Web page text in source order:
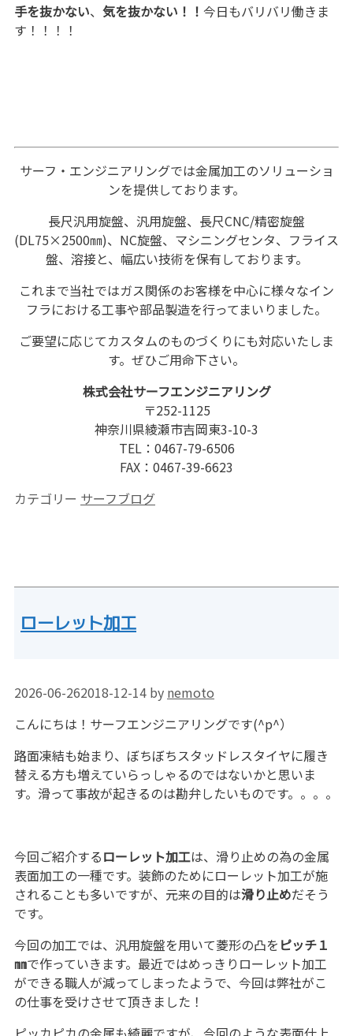
手を抜かない、 気を抜かない！！ 今日もバリバリ働きま
す！！！！
サーフ・エンジニアリングでは金属加工のソリューショ
ンを提供しております。
長尺汎用旋盤、汎用旋盤、長尺CNC/精密旋盤
(DL75×2500㎜)、NC旋盤、マシニングセンタ、フライス
盤、溶接と、幅広い技術を保有しております。
これまで当社ではガス関係のお客様を中心に様々なイン
フラにおける工事や部品製造を行ってまいりました。
ご要望に応じてカスタムのものづくりにも対応いたしま
す。ぜひご用命下さい。
株式会社サーフエンジニアリング
〒252-1125
神奈川県綾瀬市吉岡東3-10-3
TEL：0467-79-6506
FAX：0467-39-6623
カテゴリー サーフブログ
ローレット加工
2026-06-262018-12-14 by nemoto
こんにちは！サーフエンジニアリングです(^p^）
路面凍結も始まり、ぼちぼちスタッドレスタイヤに履き
替える方も増えていらっしゃるのではないかと思いま
す。滑って事故が起きるのは勘弁したいものです。。。。
今回ご紹介するローレット加工は、滑り止めの為の金属
表面加工の一種です。装飾のためにローレット加工が施
されることも多いですが、元来の目的は滑り止めだそう
です。
今回の加工では、汎用旋盤を用いて菱形の凸を ピッチ１
㎜で作っていきます。最近ではめっきりローレット加工
ができる職人が減ってしまったようで、今回は弊社がこ
の仕事を受けさせて頂きました！